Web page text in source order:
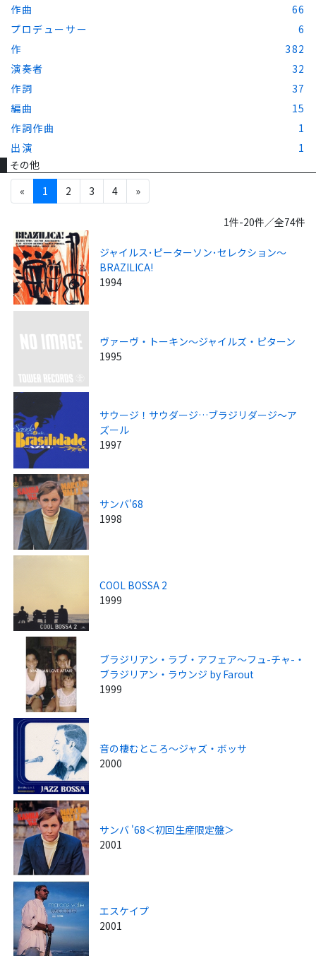
作曲
66
プロデューサー
6
作
382
演奏者
32
作詞
37
編曲
15
作詞作曲
1
出演
1
その他
«
1 2 3 4 »
1件-20件／全74件
ジャイルス･ピーターソン･セレクション～
BRAZILICA!
1994
ヴァーヴ・トーキン～ジャイルズ・ピターン
1995
サウージ！サウダージ…ブラジリダージ～ア
ズール
1997
サンバ'68
1998
COOL BOSSA 2
1999
ブラジリアン・ラブ・アフェア～フュ-チャ-・
ブラジリアン・ラウンジ by Farout
1999
音の棲むところ～ジャズ・ボッサ
2000
サンバ '68＜初回生産限定盤＞
2001
エスケイプ
2001